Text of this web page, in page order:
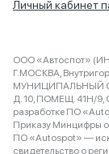
Личный кабинет
ООО «Автоспот»
Г.МОСКВА,
МУНИЦИПАЛЬНЫЙ
Д. 10, ПОМЕЩ. 41Н/9,
разработке ПО
Приказу Минцифры
ПО «Autospot» —
свидетельство о